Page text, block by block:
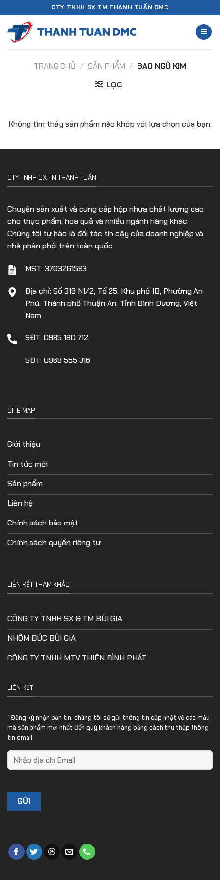
đến
nội
dung
CTY TNHH SX TM THANH TUẤN DMC
TRANG CHỦ / SẢN PHẨM / BAO NGŨ KIM
LỌC
Không tìm thấy sản phẩm nào khớp với lựa chọn của bạn.
CTY TNHH SX TM THANH TUẤN
Chuyên sản xuất và cung cấp hộp nhựa chất lượng cao
cho thực phẩm, hoa quả và nhiều ngành hàng khác.
Chúng tôi tự hào là đối tác tin cậy của doanh nghiệp và
nhà phân phối trên toàn quốc.
MST: 3703261593
Địa chỉ: Số 319 N1/2, Tổ 25, Khu phố 1B, Phường An
Phú, Thành phố Thuận An, Tỉnh Bình Dương, Việt
Nam
SĐT: 0985 180 712
SĐT: 0969 555 316
SITE MAP
Giới thiệu
Tin tức mới
Sản phẩm
Liên hệ
Chính sách bảo mật
Chính sách quyền riêng tư
LIÊN KẾT THAM KHẢO
CÔNG TY TNHH SX & TM BÙI GIA
NHÔM ĐÚC BÙI GIA
CÔNG TY TNHH MTV THIÊN ĐÌNH PHÁT
LIÊN KẾT
*Đăng ký nhận bản tin, chúng tôi sẽ gửi thông tin cập nhật về các mẫu
mã sản phẩm mới nhất đến quý khách hàng bằng cách thu thập thông
tin email